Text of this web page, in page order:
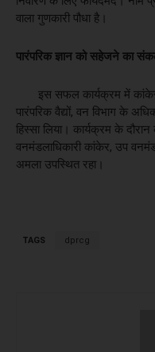
वाला गुणकारी पौधा है।
​पारंपरिक ज्ञान को सहेजने का
​इस सफल कार्यक्रम में कांकेर
पारंपरिक वैद्यों, वन विभाग के
हिस्सा लिया। कार्यक्रम के
वनमंडलाधिकारी कांकेर, उप
अमला उपस्थित रहा।
TAGS dprcg